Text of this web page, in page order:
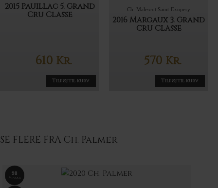
2015 Pauillac 5. Grand
Cru Classe
610 Kr.
Tilføj til kurv
Ch. Malescot Saint-Exupery
2016 Margaux 3. Grand
Cru Classe
570 Kr.
Tilføj til kurv
SE FLERE FRA Ch. Palmer
98
Vinous